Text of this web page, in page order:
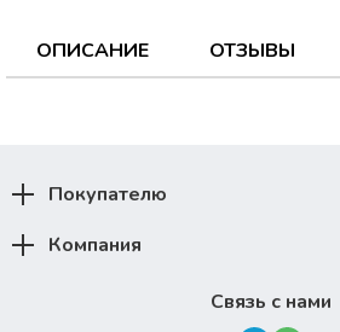
ОПИСАНИЕ ОТЗЫВЫ
Покупателю
Компания
Связь с нами